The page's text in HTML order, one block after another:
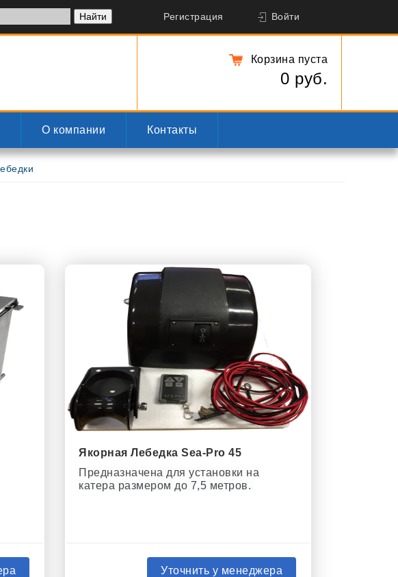
Регистрация Войти
Корзина пуста
0 руб.
О компании Контакты
Якорная Лебедка Sea-Pro 45
Предназначена для установки на
катера размером до 7,5 метров.
Уточнить у менеджера